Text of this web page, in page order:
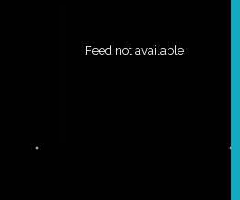
Feed not available